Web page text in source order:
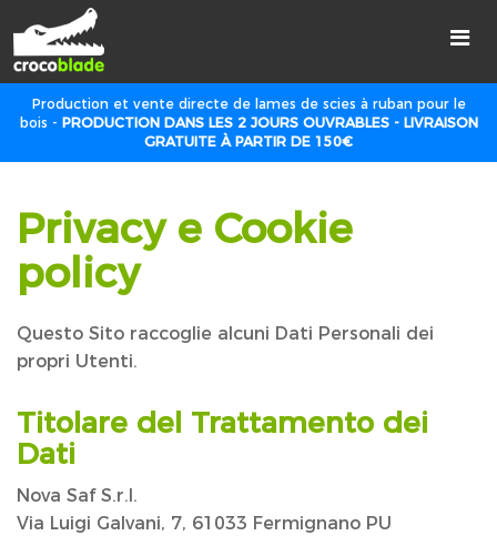
Production et vente directe de lames de scies à ruban pour le
bois - PRODUCTION DANS LES 2 JOURS OUVRABLES - LIVRAISON
GRATUITE À PARTIR DE 150€
Privacy e Cookie
policy
Questo Sito raccoglie alcuni Dati Personali dei
propri Utenti.
Titolare del Trattamento dei
Dati
Nova Saf S.r.l.
Via Luigi Galvani, 7, 61033 Fermignano PU